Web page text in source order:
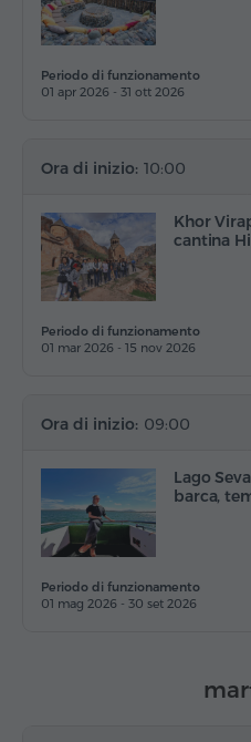
Periodo di funzionamento
01 apr 2026 - 31 ott 2026
Khor
cantina
Ora di inizio: 10:00
Periodo di funzionamento
01 mar 2026 - 15 nov 2026
Lago
barca,
Ora di inizio: 09:00
Periodo di funzionamento
01 mag 2026 - 30 set 2026